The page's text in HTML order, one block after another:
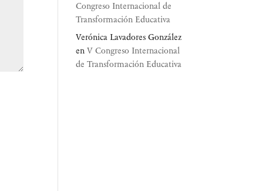
Congreso Internacional de
Transformación Educativa
Verónica Lavadores González
enV Congreso Internacional
de Transformación Educativa